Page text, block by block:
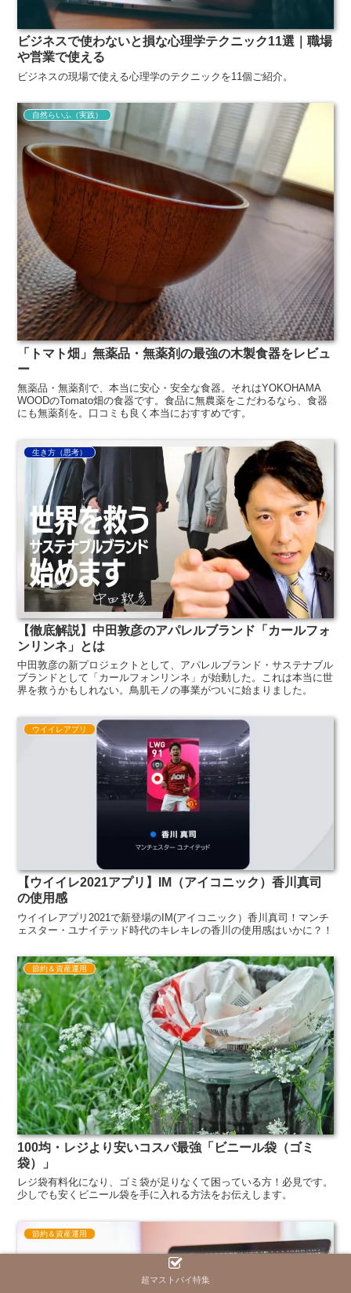
ビジネスで使わないと損な心理学テクニック11選｜職場
や営業で使える
ビジネスの現場で使える心理学のテクニックを11個ご紹介。
自然らいふ（実践）
「トマト畑」無薬品・無薬剤の最強の木製食器をレビュ
ー
無薬品・無薬剤で、本当に安心・安全な食器。それはYOKOHAMA
WOODのTomato畑の食器です。食品に無農薬をこだわるなら、食器
にも無薬剤を。口コミも良く本当におすすめです。
生き方（思考）
【徹底解説】中田敦彦のアパレルブランド「カールフォ
ンリンネ」とは
中田敦彦の新プロジェクトとして、アパレルブランド・サステナブル
ブランドとして「カールフォンリンネ」が始動した。これは本当に世
界を救うかもしれない。鳥肌モノの事業がついに始まりました。
ウイイレアプリ
【ウイイレ2021アプリ】IM（アイコニック）香川真司
の使用感
ウイイレアプリ2021で新登場のIM(アイコニック）香川真司！マンチ
ェスター・ユナイテッド時代のキレキレの香川の使用感はいかに？！
節約＆資産運用
100均・レジより安いコスパ最強「ビニール袋（ゴミ
袋）」
レジ袋有料化になり、ゴミ袋が足りなくて困っている方！必見です。
少しでも安くビニール袋を手に入れる方法をお伝えします。
節約＆資産運用
超マストバイ特集